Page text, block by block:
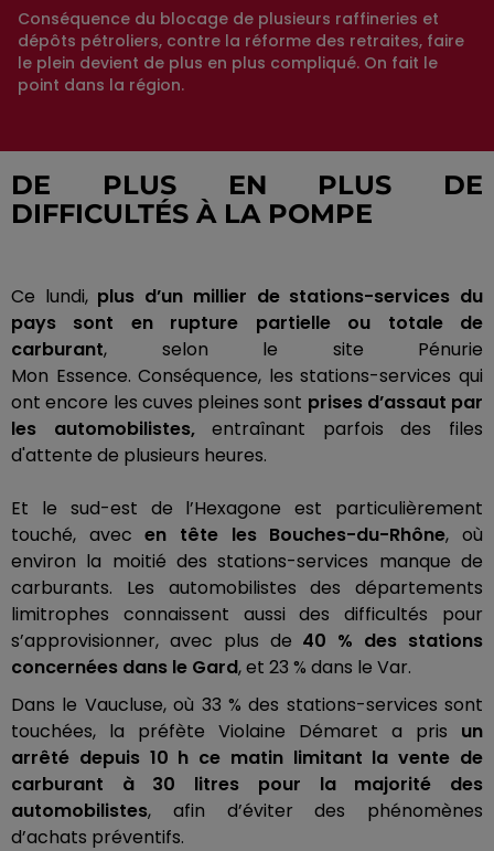
Conséquence du blocage de plusieurs raffineries et
dépôts pétroliers, contre la réforme des retraites, faire
le plein devient de plus en plus compliqué. On fait le
point dans la région.
DE PLUS EN PLUS DE
DIFFICULTÉS À LA POMPE
Ce lundi, plus d’un millier de stations-services du
pays sont en rupture partielle ou totale de
carburant, selon le site Pénurie
Mon Essence. Conséquence, les stations-services qui
ont encore les cuves pleines sont prises d’assaut par
les automobilistes,entraînant parfois des files
d'attente de plusieurs heures.
Et le sud-est de l’Hexagone est particulièrement
touché, avecen tête les Bouches-du-Rhône, où
environ la moitié des stations-services manque de
carburants. Les automobilistes des départements
limitrophes connaissent aussi des difficultés pour
s’approvisionner, avec plus de 40 % des stations
concernées dans le Gard, et 23 % dans le Var.
Dans le Vaucluse, où 33 % des stations-services sont
touchées, la préfète Violaine Démaret a pris un
arrêté depuis 10 h ce matin limitant la vente de
carburant à 30 litres pour la majorité des
automobilistes, afin d’éviter des phénomènes
d’achats préventifs.